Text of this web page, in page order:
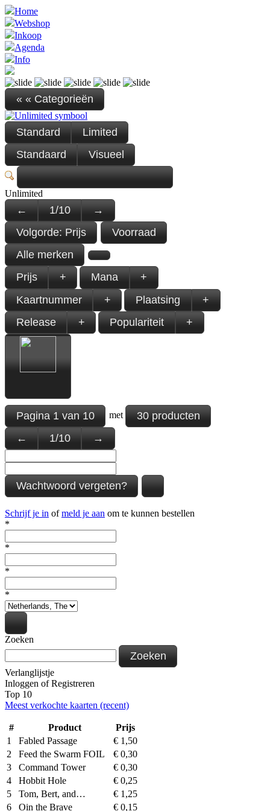
Home
Webshop
Inkoop
Agenda
Info
« « Categorieën
Standard
Limited
Standaard
Visueel
Unlimited
← 1/10
→
Volgorde: Prijs
Voorraad
Alle merken
Prijs
+ Mana
+
Kaartnummer
+ Plaatsing
+
Release
+ Populariteit +
Pagina1van10 met
30 producten
←
1/10 →
Wachtwoord vergeten?
Schrijf je in ofmeld je aan om te kunnen bestellen
*
*
*
*
Zoeken
Zoeken
Verlanglijstje
Inloggen ofRegistreren
Top 10
Meest verkochte kaarten (recent)
# Product
Prijs
1
Fabled Passage € 1,50
2
Feed the Swarm FOIL € 0,30
3
Command Tower € 0,30
4
Hobbit Hole € 0,25
5
Tom, Bert, and… € 1,25
6
Oin the Brave € 0,15